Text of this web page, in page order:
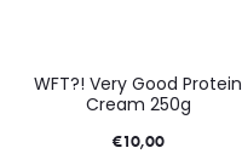
WFT?! Very Good Protein
Cream 250g
€10,00